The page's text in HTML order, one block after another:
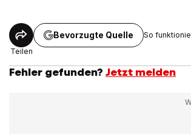
Teilen
Bevorzugte Quelle So
Fehler gefunden? Jetzt melden